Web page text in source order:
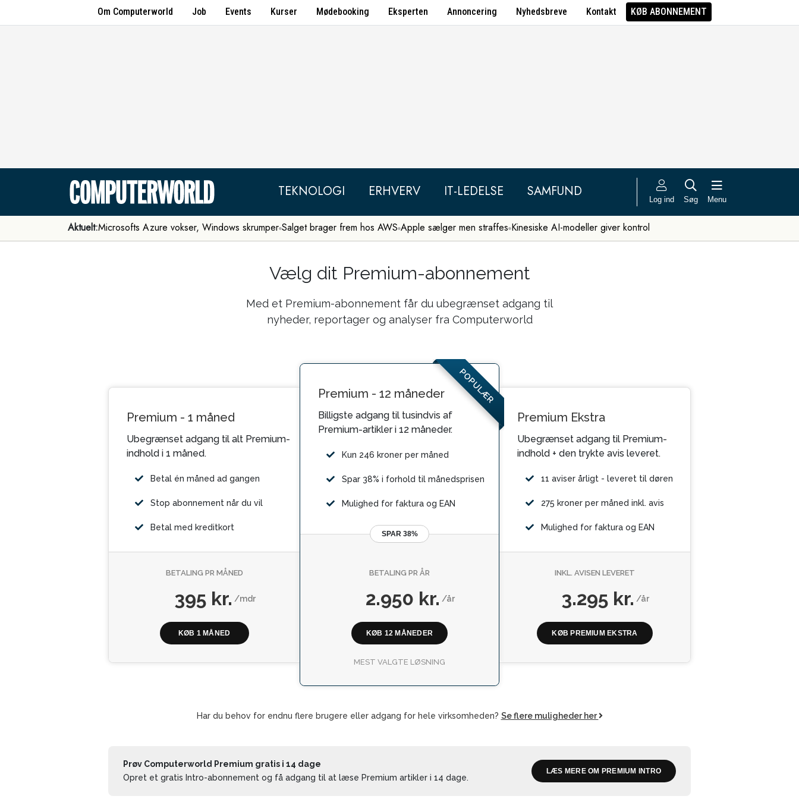
Om Computerworld Job Events Kurser Mødebooking Eksperten Annoncering Nyhedsbreve Kontakt KØB ABONNEMENT
TEKNOLOGI ERHVERV IT-LEDELSE SAMFUND Log ind Søg Menu
Aktuelt:Microsofts Azure vokser, Windows skrumper Salget brager frem hos AWS Apple sælger men straffes Kinesiske AI-modeller giver kontrol
Vælg dit Premium-abonnement
Med et Premium-abonnement får du ubegrænset adgang til
nyheder, reportager og analyser fra Computerworld
Premium - 1 måned
Ubegrænset adgang til alt Premium-
indhold i 1 måned.
Betal én måned ad gangen
Stop abonnement når du vil
Betal med kreditkort
BETALING PR MÅNED
395 kr./mdr
KØB 1 MÅNED
POPULÆR
Premium - 12 måneder
Billigste adgang til tusindvis af
Premium-artikler i 12 måneder.
Kun 246 kroner per måned
Spar 38% i forhold til månedsprisen
Mulighed for faktura og EAN
SPAR 38%
BETALING PR ÅR
2.950 kr./år
KØB 12 MÅNEDER
MEST VALGTE LØSNING
Premium Ekstra
Ubegrænset adgang til Premium-
indhold + den trykte avis leveret.
11 aviser årligt - leveret til døren
275 kroner per måned inkl. avis
Mulighed for faktura og EAN
INKL. AVISEN LEVERET
3.295 kr./år
KØB PREMIUM EKSTRA
Har du behov for endnu flere brugere eller adgang for hele virksomheden? Se flere muligheder her
Prøv Computerworld Premium gratis i 14 dage
Opret et gratis Intro-abonnement og få adgang til at læse Premium artikler i 14 dage.
LÆS MERE OM PREMIUM INTRO